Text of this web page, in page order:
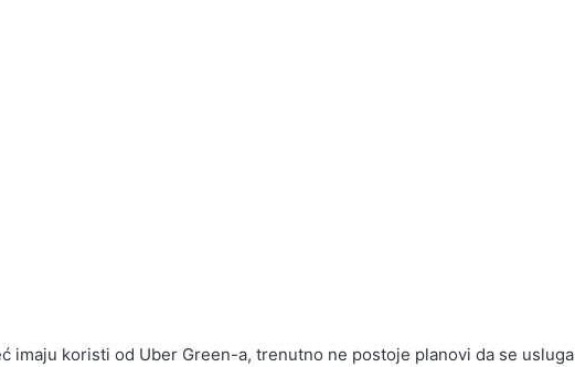
imaju koristi od Uber Green-a, trenutno ne postoje planovi da se usluga